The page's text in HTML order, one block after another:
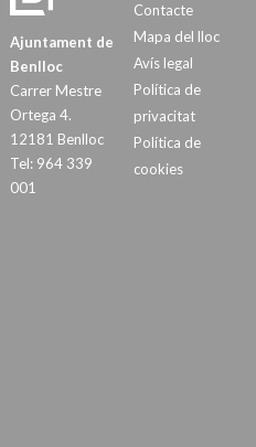
Ajuntament de
Benlloc
Carrer Mestre
Ortega 4.
12181 Benlloc
Tel: 964 339
001
Contacte
Mapa del lloc
Avís legal
Política de
privacitat
Política de
cookies